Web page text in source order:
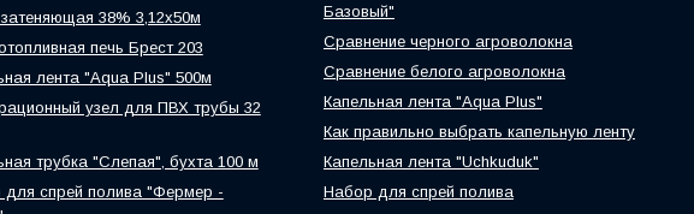
38% 3,12х50м
печь Брест 203
лента "Aqua Plus" 500м
узел для ПВХ трубы 32
трубка "Слепая", бухта 100 м
спрей полива "Фермер -
Базовый"
Сравнение черного агроволокна
Сравнение белого агроволокна
Капельная лента "Aqua Plus"
Как правильно выбрать капельную ленту
Капельная лента "Uchkuduk"
Набор для спрей полива